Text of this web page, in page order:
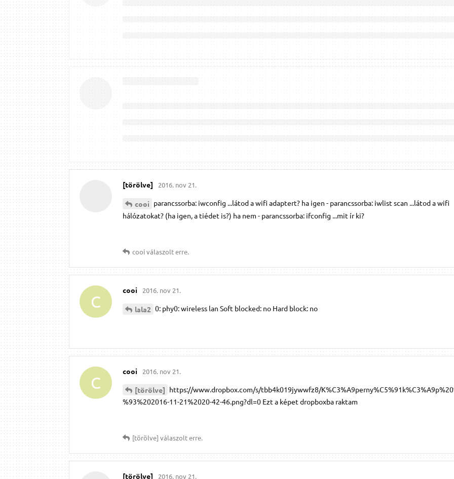
[törölve] 2016. nov 21.
cooi parancssorba: iwconfig ...látod a wifi adaptert? ha igen - parancssorba: iwlist scan ...látod a wifi
hálózatokat? (ha igen, a tiédet is?) ha nem - parancssorba: ifconfig ...mit ír ki?
cooiválaszolt erre.
C
cooi 2016. nov 21.
lala2 0: phy0: wireless lan Soft blocked: no Hard block: no
C
cooi 2016. nov 21.
[törölve] https://www.dropbox.com/s/tbb4k019jywwfz8/
%93%202016-11-21%2020-42-46.png?dl=0 Ezt a képet dropboxba raktam
[törölve] válaszolt erre.
[törölve] 2016. nov 21.